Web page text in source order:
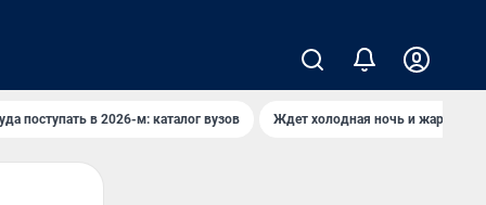
поступать в 2026-м: каталог вузов Ждет холодная ночь и жаркий